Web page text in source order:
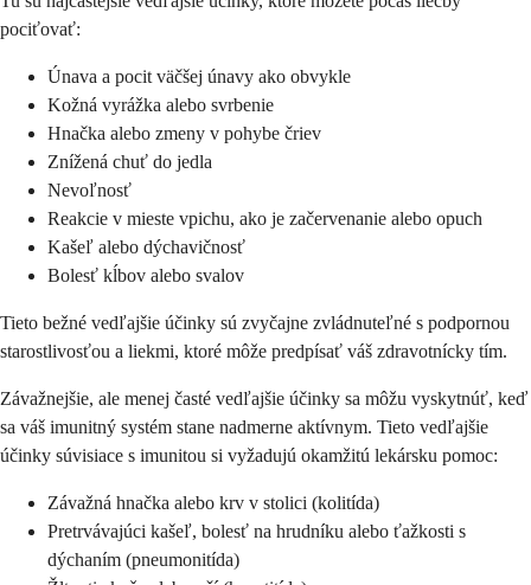
pociťovať:
Únava a pocit väčšej únavy ako obvykle
Kožná vyrážka alebo svrbenie
Hnačka alebo zmeny v pohybe čriev
Znížená chuť do jedla
Nevoľnosť
Reakcie v mieste vpichu, ako je začervenanie alebo opuch
Kašeľ alebo dýchavičnosť
Bolesť kĺbov alebo svalov
Tieto bežné vedľajšie účinky sú zvyčajne zvládnuteľné s podpornou
starostlivosťou a liekmi, ktoré môže predpísať váš zdravotnícky tím.
Závažnejšie, ale menej časté vedľajšie účinky sa môžu vyskytnúť, keď
sa váš imunitný systém stane nadmerne aktívnym. Tieto vedľajšie
účinky súvisiace s imunitou si vyžadujú okamžitú lekársku pomoc:
Závažná hnačka alebo krv v stolici (kolitída)
Pretrvávajúci kašeľ, bolesť na hrudníku alebo ťažkosti s
dýchaním (pneumonitída)